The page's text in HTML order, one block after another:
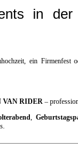
in
ein Firmenfest
VAN RIDER –
,